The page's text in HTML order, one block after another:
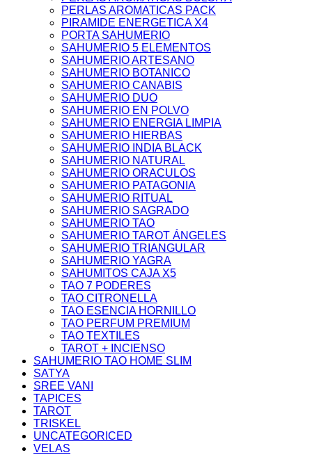
PERLAS AROMATICAS PACK
PIRAMIDE ENERGETICA X4
PORTA SAHUMERIO
SAHUMERIO 5 ELEMENTOS
SAHUMERIO ARTESANO
SAHUMERIO BOTANICO
SAHUMERIO CANABIS
SAHUMERIO DUO
SAHUMERIO EN POLVO
SAHUMERIO ENERGIA LIMPIA
SAHUMERIO HIERBAS
SAHUMERIO INDIA BLACK
SAHUMERIO NATURAL
SAHUMERIO ORACULOS
SAHUMERIO PATAGONIA
SAHUMERIO RITUAL
SAHUMERIO SAGRADO
SAHUMERIO TAO
SAHUMERIO TAROT ÁNGELES
SAHUMERIO TRIANGULAR
SAHUMERIO YAGRA
SAHUMITOS CAJA X5
TAO 7 PODERES
TAO CITRONELLA
TAO ESENCIA HORNILLO
TAO PERFUM PREMIUM
TAO TEXTILES
TAROT + INCIENSO
SAHUMERIO TAO HOME SLIM
SATYA
SREE VANI
TAPICES
TAROT
TRISKEL
UNCATEGORICED
VELAS